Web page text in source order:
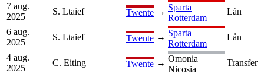
7 aug.
2025
S. Ltaief Twente → Sparta
Rotterdam
Lån
6 aug.
2025
S. Ltaief Twente → Sparta
Rotterdam
Lån
4 aug.
2025
C. Eiting Twente → Omonia
Nicosia
Transfer